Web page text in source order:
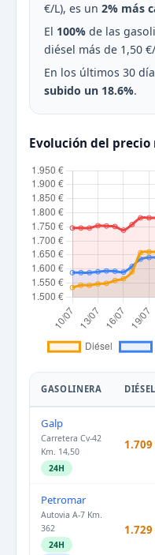
€/L), es un 2% más
El 100% de las
diésel más de 1,50
En los últimos 30
subido un 18.6%.
Evolución del
GASOLINERA DIÉSEL
Galp
Carretera Cv-42
Km. 14,50
24H
1.709
Petromar
Autovia A-7 Km.
362
24H
1.729